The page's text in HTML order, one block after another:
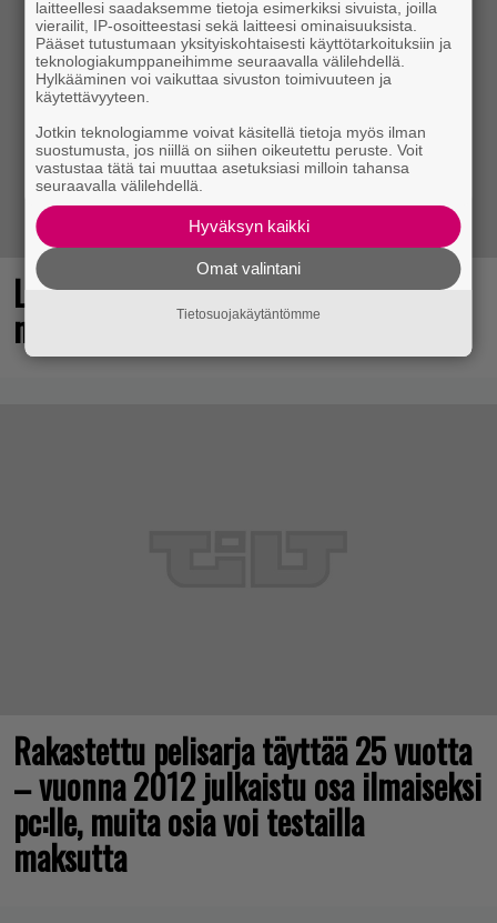
Loistopeli Steamistä maksutta –
mutta pidä kiirettä lataamisen kanssa
Rakastettu pelisarja täyttää 25 vuotta
– vuonna 2012 julkaistu osa ilmaiseksi
pc:lle, muita osia voi testailla
maksutta
laitteellesi saadaksemme tietoja esimerkiksi sivuista, joilla
vierailit, IP-osoitteestasi sekä laitteesi ominaisuuksista.
Pääset tutustumaan yksityiskohtaisesti käyttötarkoituksiin ja
teknologiakumppaneihimme seuraavalla välilehdellä.
Hylkääminen voi vaikuttaa sivuston toimivuuteen ja
käytettävyyteen.
Jotkin teknologiamme voivat käsitellä tietoja myös ilman
suostumusta, jos niillä on siihen oikeutettu peruste. Voit
vastustaa tätä tai muuttaa asetuksiasi milloin tahansa
seuraavalla välilehdellä.
Hyväksyn kaikki
Omat valintani
Tietosuojakäytäntömme